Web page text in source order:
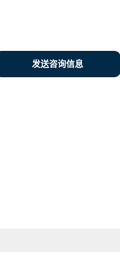
发送咨询信息